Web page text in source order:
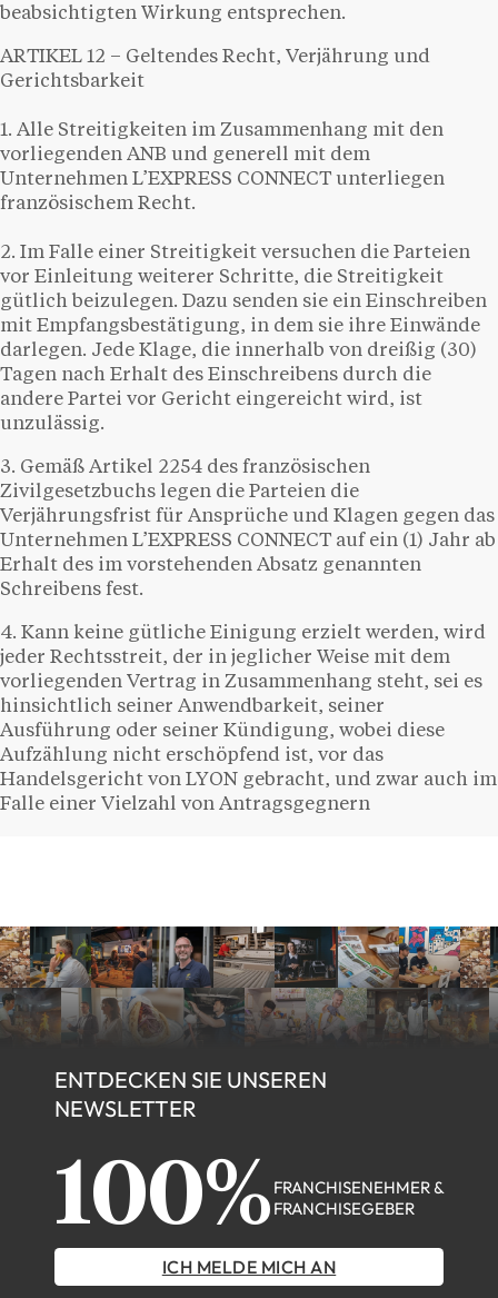
beabsichtigten Wirkung entsprechen.
ARTIKEL 12 – Geltendes Recht, Verjährung und
Gerichtsbarkeit
1. Alle Streitigkeiten im Zusammenhang mit den
vorliegenden ANB und generell mit dem
Unternehmen L’EXPRESS CONNECT unterliegen
französischem Recht.
2. Im Falle einer Streitigkeit versuchen die Parteien
vor Einleitung weiterer Schritte, die Streitigkeit
gütlich beizulegen. Dazu senden sie ein Einschreiben
mit Empfangsbestätigung, in dem sie ihre Einwände
darlegen. Jede Klage, die innerhalb von dreißig (30)
Tagen nach Erhalt des Einschreibens durch die
andere Partei vor Gericht eingereicht wird, ist
unzulässig.
3. Gemäß Artikel 2254 des französischen
Zivilgesetzbuchs legen die Parteien die
Verjährungsfrist für Ansprüche und Klagen gegen das
Unternehmen L’EXPRESS CONNECT auf ein (1) Jahr ab
Erhalt des im vorstehenden Absatz genannten
Schreibens fest.
4. Kann keine gütliche Einigung erzielt werden, wird
jeder Rechtsstreit, der in jeglicher Weise mit dem
vorliegenden Vertrag in Zusammenhang steht, sei es
hinsichtlich seiner Anwendbarkeit, seiner
Ausführung oder seiner Kündigung, wobei diese
Aufzählung nicht erschöpfend ist, vor das
Handelsgericht von LYON gebracht, und zwar auch im
Falle einer Vielzahl von Antragsgegnern
ENTDECKEN SIE UNSEREN
NEWSLETTER
100% FRANCHISENEHMER &
FRANCHISEGEBER
ICH MELDE MICH AN